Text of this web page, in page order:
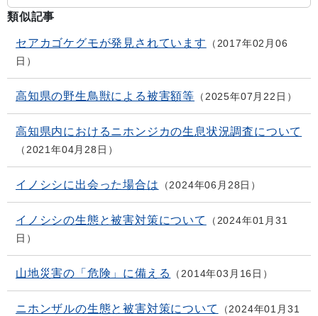
類似記事
セアカゴケグモが発見されています
2017年02月06
日
高知県の野生鳥獣による被害額等 2025年07月22日
高知県内におけるニホンジカの生息状況調査について
2021年04月28日
イノシシに出会った場合は 2024年06月28日
イノシシの生態と被害対策について
2024年01月31
日
山地災害の「危険」に備える 2014年03月16日
ニホンザルの生態と被害対策について
2024年01月31